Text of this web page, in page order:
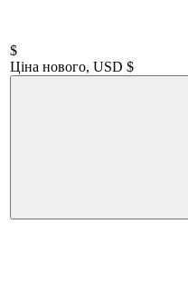
$
Ціна нового, USD $